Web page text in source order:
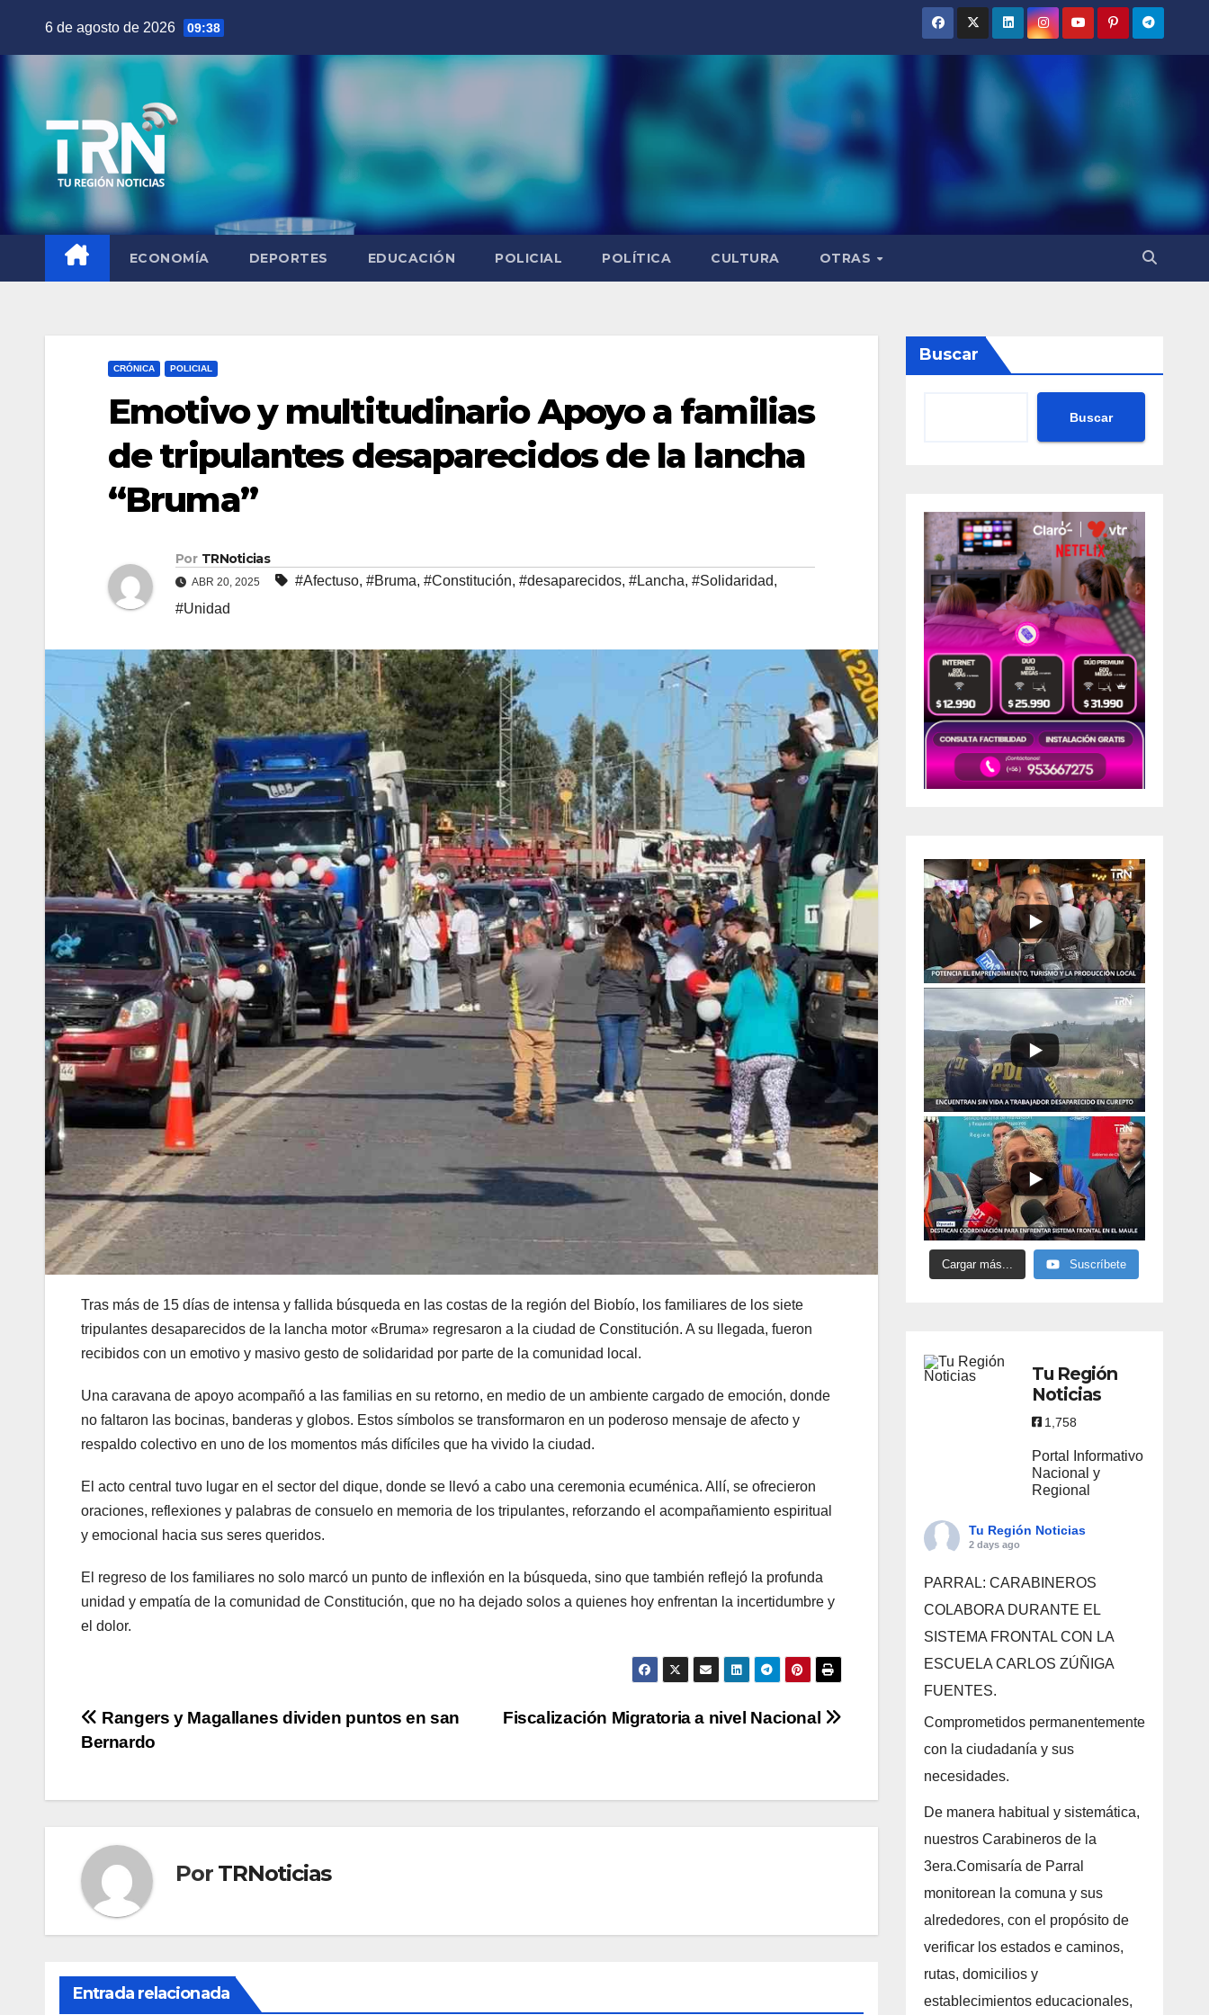
6 de agosto de 2026 09:38
ECONOMÍA DEPORTES EDUCACIÓN POLICIAL POLÍTICA CULTURA OTRAS
CRÓNICA POLICIAL
Emotivo y multitudinario Apoyo a familias
de tripulantes desaparecidos de la lancha
“Bruma”
Por TRNoticias
ABR 20, 2025 #Afectuso, #Bruma, #Constitución, #desaparecidos, #Lancha, #Solidaridad,
#Unidad
Tras más de 15 días de intensa y fallida búsqueda en las costas de la región del Biobío, los familiares de los siete
tripulantes desaparecidos de la lancha motor «Bruma» regresaron a la ciudad de Constitución. A su llegada, fueron
recibidos con un emotivo y masivo gesto de solidaridad por parte de la comunidad local.
Una caravana de apoyo acompañó a las familias en su retorno, en medio de un ambiente cargado de emoción, donde
no faltaron las bocinas, banderas y globos. Estos símbolos se transformaron en un poderoso mensaje de afecto y
respaldo colectivo en uno de los momentos más difíciles que ha vivido la ciudad.
El acto central tuvo lugar en el sector del dique, donde se llevó a cabo una ceremonia ecuménica. Allí, se ofrecieron
oraciones, reflexiones y palabras de consuelo en memoria de los tripulantes, reforzando el acompañamiento espiritual
y emocional hacia sus seres queridos.
El regreso de los familiares no solo marcó un punto de inflexión en la búsqueda, sino que también reflejó la profunda
unidad y empatía de la comunidad de Constitución, que no ha dejado solos a quienes hoy enfrentan la incertidumbre y
el dolor.
Navegación
entradas
Fiscalización Migratoria a nivel Nacional
Rangers y Magallanes dividen puntos en san
Bernardo
Por TRNoticias
Entrada relacionada
Buscar
Buscar
Cargar más... Suscríbete
Tu Región
Noticias
1,758
Portal Informativo
Nacional y
Regional
Tu Región Noticias
2 days ago
PARRAL: CARABINEROS
COLABORA DURANTE EL
SISTEMA FRONTAL CON LA
ESCUELA CARLOS ZÚÑIGA
FUENTES.
Comprometidos permanentemente
con la ciudadanía y sus
necesidades.
De manera habitual y sistemática,
nuestros Carabineros de la
3era.Comisaría de Parral
monitorean la comuna y sus
alrededores, con el propósito de
verificar los estados e caminos,
rutas, domicilios y
establecimientos educacionales,